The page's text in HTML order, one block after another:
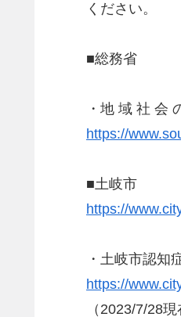
ください。
■総務省
・地 域 社 会
https://
■土岐市
https://
・土岐市認知
https://
（2023/7/28